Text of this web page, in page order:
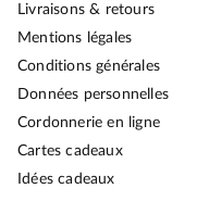
Livraisons & retours
Mentions légales
Conditions générales
Données personnelles
Cordonnerie en ligne
Cartes cadeaux
Idées cadeaux